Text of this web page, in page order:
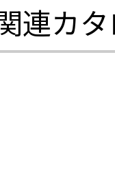
連カ